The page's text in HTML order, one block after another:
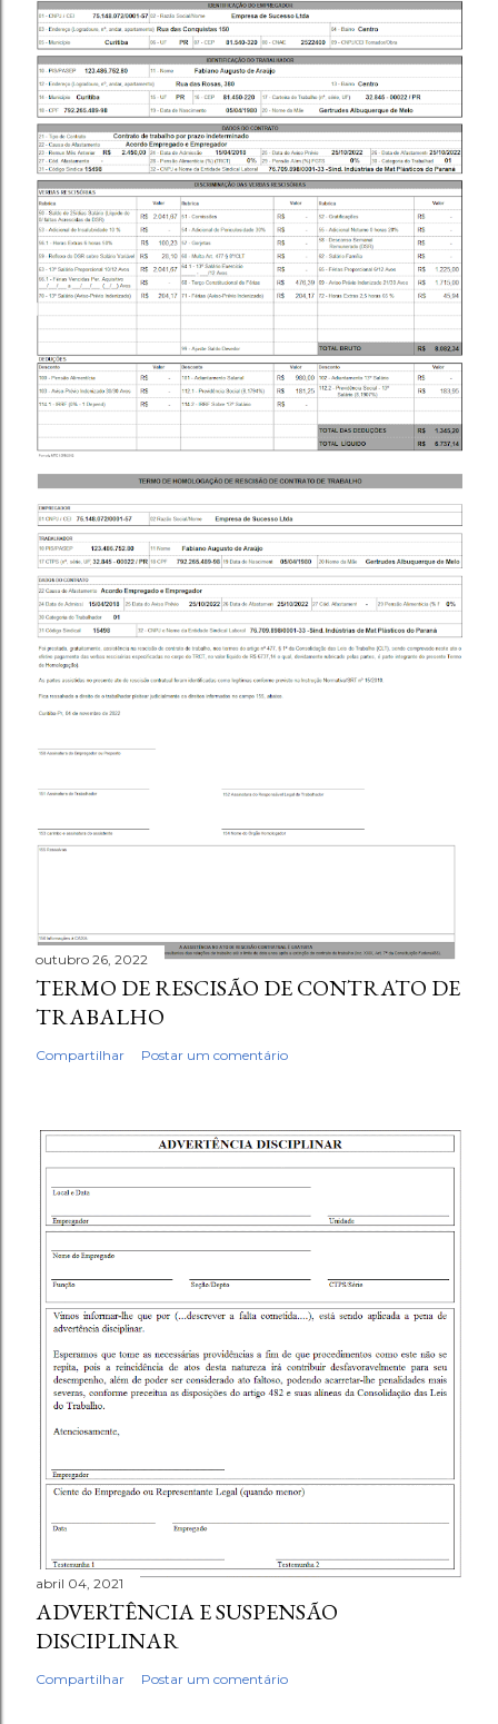
outubro 26, 2022
TERMO DE RESCISÃO DE CONTRATO DE
TRABALHO
Compartilhar Postar um comentário
abril 04, 2021
ADVERTÊNCIA E SUSPENSÃO
DISCIPLINAR
Compartilhar Postar um comentário